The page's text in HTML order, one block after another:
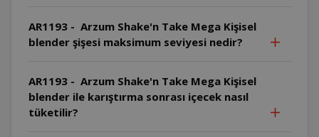
AR1193 - Arzum Shake'n Take Mega Kişisel
blender şişesi maksimum seviyesi nedir?
AR1193 - Arzum Shake'n Take Mega Kişisel
blender ile karıştırma sonrası içecek nasıl
tüketilir?